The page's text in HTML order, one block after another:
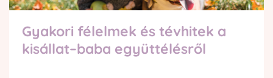
Gyakori félelmek és tévhitek a
kisállat–baba együttélésről